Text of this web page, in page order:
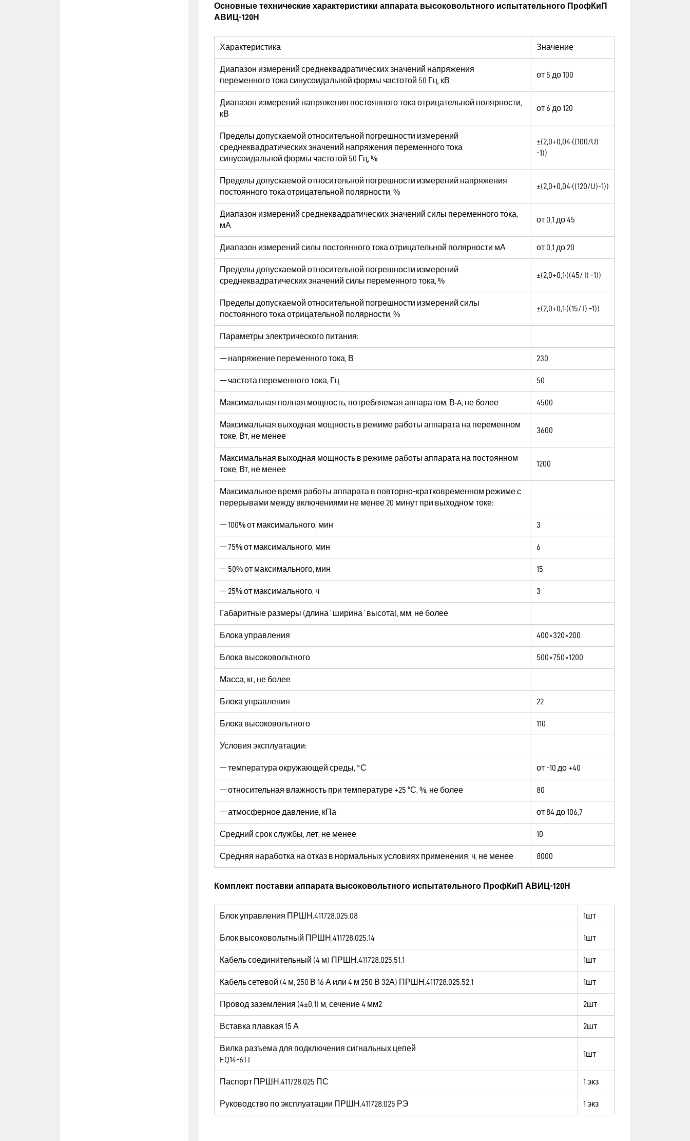
Основные технические характеристики аппарата высоковольтного испытательного ПрофКиП
АВИЦ-120Н
Характеристика Значение
Диапазон измерений среднеквадратических значений напряжения
переменного тока синусоидальной формы частотой 50 Гц, кВ
от 5 до 100
Диапазон измерений напряжения постоянного тока отрицательной полярности,
кВ
от 6 до 120
Пределы допускаемой относительной погрешности измерений
среднеквадратических значений напряжения переменного тока
синусоидальной формы частотой 50 Гц, %
±(2,0+0,04·((100/U)
-1))
Пределы допускаемой относительной погрешности измерений напряжения
постоянного тока отрицательной полярности, %
±(2,0+0,04·((120/U)-1))
Диапазон измерений среднеквадратических значений силы переменного тока,
мА
от 0,1 до 45
Диапазон измерений силы постоянного тока отрицательной полярности мА от 0,1 до 20
Пределы допускаемой относительной погрешности измерений
среднеквадратических значений силы переменного тока, %
±(2,0+0,1·((45/ I) -1))
Пределы допускаемой относительной погрешности измерений силы
постоянного тока отрицательной полярности, %
±(2,0+0,1·((15/ I) -1))
Параметры электрического питания:
— напряжение переменного тока, В 230
— частота переменного тока, Гц 50
Максимальная полная мощность, потребляемая аппаратом, В‧A, не более 4500
Максимальная выходная мощность в режиме работы аппарата на переменном
токе, Вт, не менее
3600
Максимальная выходная мощность в режиме работы аппарата на постоянном
токе, Вт, не менее
1200
Максимальное время работы аппарата в повторно-кратковременном режиме с
перерывами между включениями не менее 20 минут при выходном токе:
— 100% от максимального, мин 3
— 75% от максимального, мин 6
— 50% от максимального, мин 15
— 25% от максимального, ч 3
Габаритные размеры (длина´ширина´высота), мм, не более
Блока управления 400×320×200
Блока высоковольтного 500×750×1200
Масса, кг, не более
Блока управления 22
Блока высоковольтного 110
Условия эксплуатации:
— температура окружающей среды, °С от -10 до +40
— относительная влажность при температуре +25 ºС, %, не более 80
— атмосферное давление, кПа от 84 до 106,7
Средний срок службы, лет, не менее 10
Средняя наработка на отказ в нормальных условиях применения, ч, не менее 8000
Комплект поставки аппарата высоковольтного испытательного ПрофКиП АВИЦ-120Н
Блок управления ПРШН.411728.025.08 1шт
Блок высоковольтный ПРШН.411728.025.14 1шт
Кабель соединительный (4 м) ПРШН.411728.025.51.1 1шт
Кабель сетевой (4 м, 250 В 16 А или 4 м 250 В 32А) ПРШН.411728.025.52.1 1шт
Провод заземления (4±0,1) м, сечение 4 мм2 2шт
Вставка плавкая 15 А 2шт
Вилка разъема для подключения сигнальных цепей
FQ14-6TJ
1шт
Паспорт ПРШН.411728.025 ПС 1 экз
Руководство по эксплуатации ПРШН.411728.025 РЭ 1 экз